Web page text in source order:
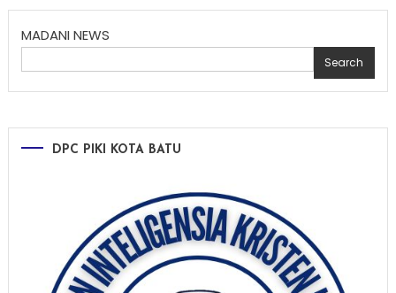
MADANI NEWS
Search
DPC PIKI KOTA BATU